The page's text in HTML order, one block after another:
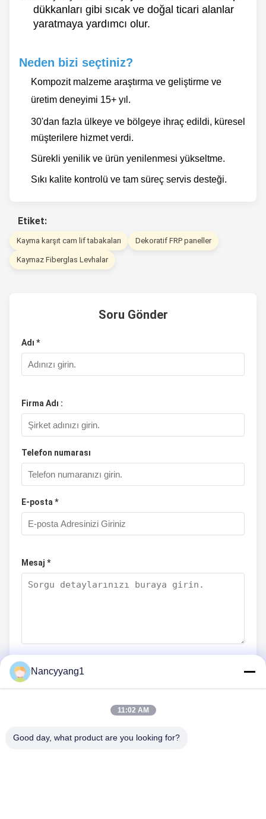
dükkanları gibi sıcak ve doğal ticari alanlar
yaratmaya yardımcı olur.
Neden bizi seçtiniz?
Kompozit malzeme araştırma ve geliştirme ve
üretim deneyimi 15+ yıl.
30'dan fazla ülkeye ve bölgeye ihraç edildi, küresel
müşterilere hizmet verdi.
Sürekli yenilik ve ürün yenilenmesi yükseltme.
Sıkı kalite kontrolü ve tam süreç servis desteği.
Etiket:
Kayma karşıt cam lif tabakaları Dekoratif FRP paneller
Kaymaz Fiberglas Levhalar
Soru Gönder
Adı *
Firma Adı :
Telefon numarası
E-posta *
Mesaj *
BIZIMLE İLETIŞIM
Nancyyang1
11:02 AM
Good day, what product are you looking for?